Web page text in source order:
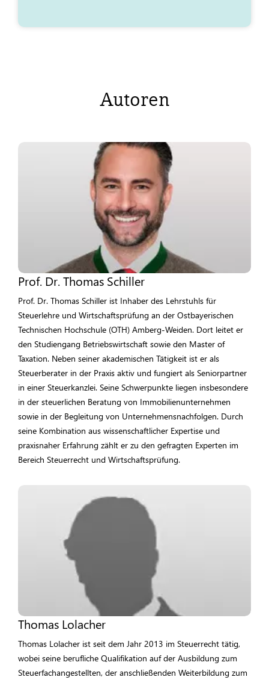
Autoren
Prof. Dr. Thomas Schiller
Prof. Dr. Thomas Schiller ist Inhaber des Lehrstuhls für
Steuerlehre und Wirtschaftsprüfung an der Ostbayerischen
Technischen Hochschule (OTH) Amberg-Weiden. Dort leitet er
den Studiengang Betriebswirtschaft sowie den Master of
Taxation. Neben seiner akademischen Tätigkeit ist er als
Steuerberater in der Praxis aktiv und fungiert als Seniorpartner
in einer Steuerkanzlei. Seine Schwerpunkte liegen insbesondere
in der steuerlichen Beratung von Immobilienunternehmen
sowie in der Begleitung von Unternehmensnachfolgen. Durch
seine Kombination aus wissenschaftlicher Expertise und
praxisnaher Erfahrung zählt er zu den gefragten Experten im
Bereich Steuerrecht und Wirtschaftsprüfung.
Thomas Lolacher
Thomas Lolacher ist seit dem Jahr 2013 im Steuerrecht tätig,
wobei seine berufliche Qualifikation auf der Ausbildung zum
Steuerfachangestellten, der anschließenden Weiterbildung zum